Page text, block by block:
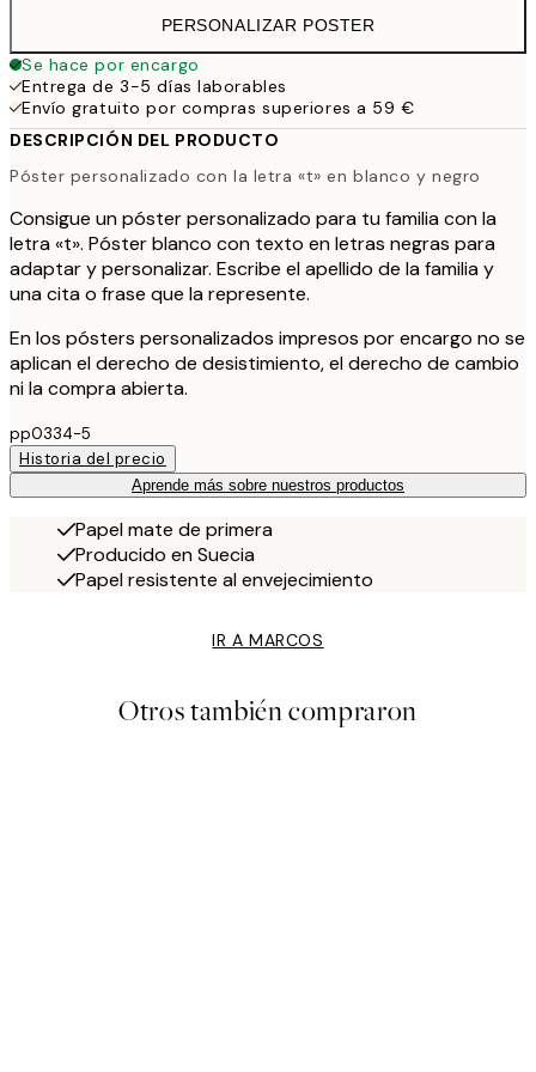
PERSONALIZAR POSTER
Se hace por encargo
Entrega de 3-5 días laborables
Envío gratuito por compras superiores a 59 €
DESCRIPCIÓN DEL PRODUCTO
Póster personalizado con la letra «t» en blanco y negro
Consigue un póster personalizado para tu familia con la
letra «t». Póster blanco con texto en letras negras para
adaptar y personalizar. Escribe el apellido de la familia y
una cita o frase que la represente.
En los pósters personalizados impresos por encargo no se
aplican el derecho de desistimiento, el derecho de cambio
ni la compra abierta.
pp0334-5
Historia del precio
Aprende más sobre nuestros productos
Papel mate de primera
Producido en Suecia
Papel resistente al envejecimiento
IR A MARCOS
Otros también compraron